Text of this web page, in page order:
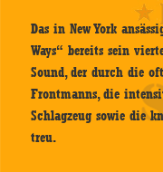
Das in New York
Ways“ bereits sein
Sound, der durch die
Frontmanns, die
Schlagzeug sowie die
treu.